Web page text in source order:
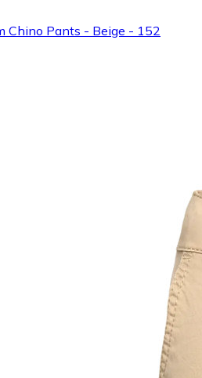
Pants - Beige - 152